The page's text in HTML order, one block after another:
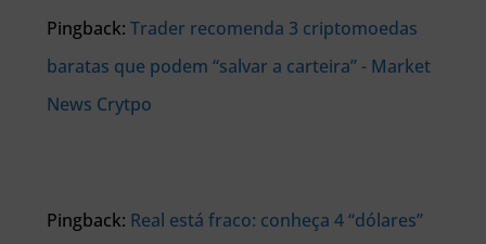
Pingback: Trader recomenda 3 criptomoedas
baratas que podem “salvar a carteira” - Market
News Crytpo
Pingback: Real está fraco: conheça 4 “dólares”